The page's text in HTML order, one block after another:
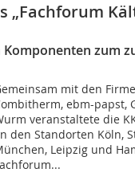
„Fachforum
zum
mit den
ebm-papst,
veranstaltete die
den Standorten Köln,
Leipzig und